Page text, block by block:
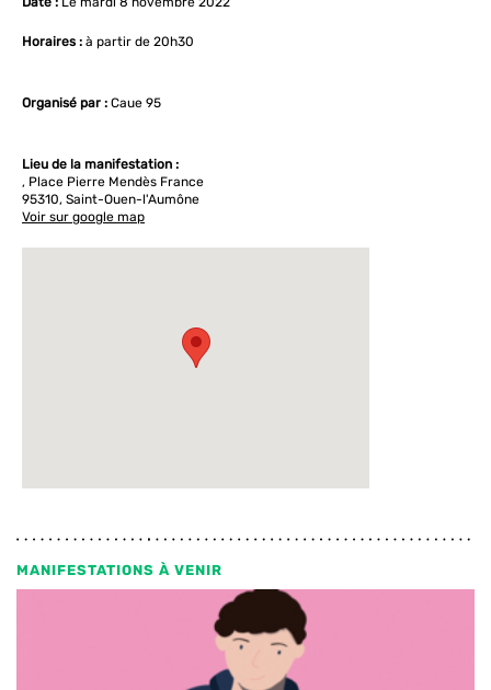
Horaires : à partir de 20h30
Organisé par : Caue 95
Lieu de la manifestation :
, Place Pierre Mendès France
95310, Saint-Ouen-l'Aumône
Voir sur google map
MANIFESTATIONS À VENIR